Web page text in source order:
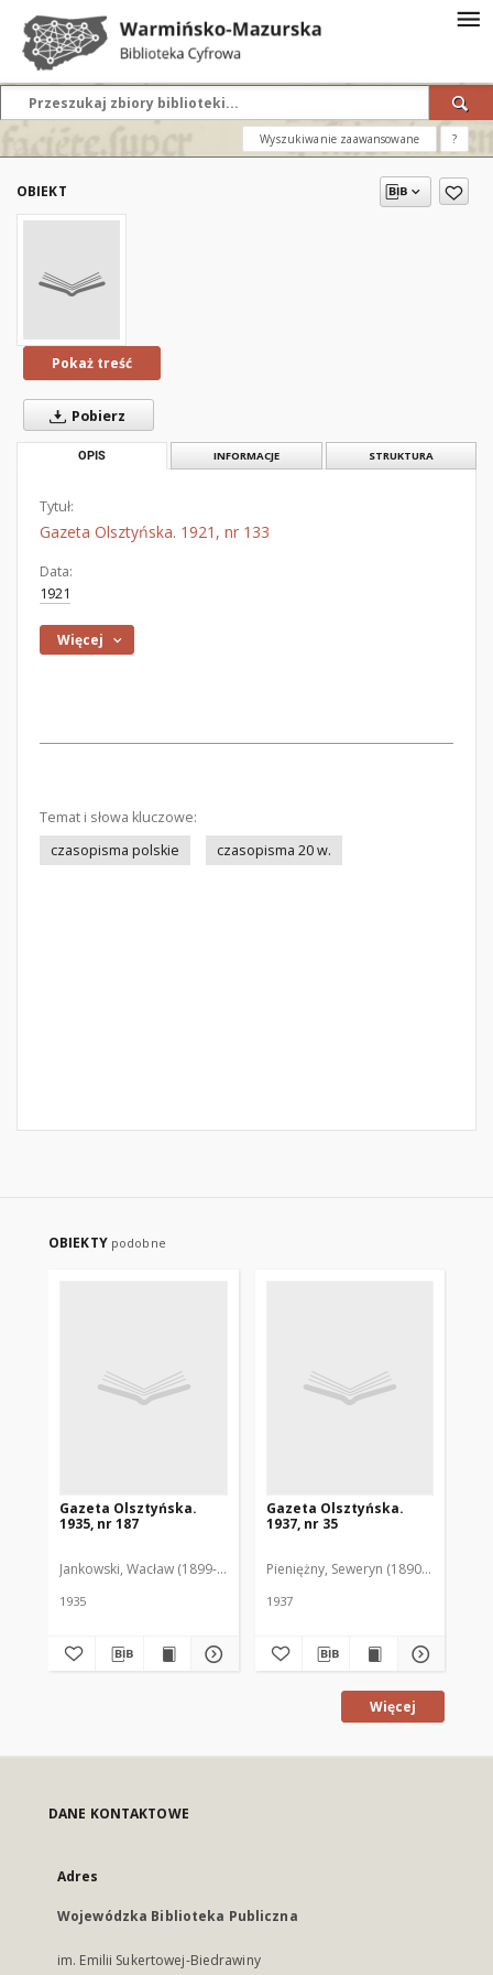
Wyszukiwanie zaawansowane ?
OBIEKT
Pokaż treść
Pobierz
OPIS INFORMACJE STRUKTURA
Tytuł:
Gazeta Olsztyńska. 1921, nr 133
Data:
1921
Więcej
Temat i słowa kluczowe:
czasopisma polskie
czasopisma 20 w.
OBIEKTY podobne
Gazeta Olsztyńska.
1935, nr 187
Jankowski, Wacław (1899-1975). Red.
1935
Gazeta Olsztyńska.
1937, nr 35
Pieniężny, Seweryn (1890-1940). Red.
1937
Więcej
DANE KONTAKTOWE
Adres
Wojewódzka Biblioteka Publiczna
im. Emilii Sukertowej-Biedrawiny